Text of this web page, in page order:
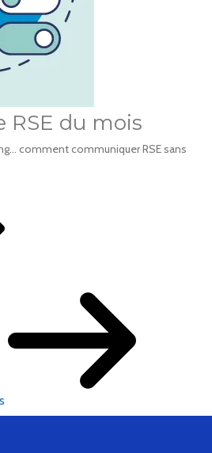
RSE du mois
comment communiquer RSE sans